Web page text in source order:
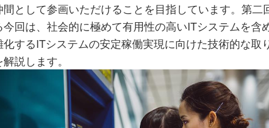
間として参画いただけることを目指しています。第二
今回は、社会的に極めて有用性の高いITシステムを含
化するITシステムの安定稼働実現に向けた技術的な取
説します。